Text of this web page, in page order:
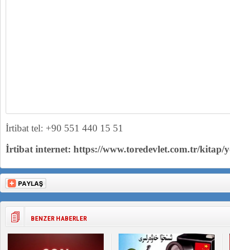
İrtibat tel: +90 551 440 15 51
İrtibat internet: https://www.toredevlet.com.tr/kitap/
BENZER HABERLER